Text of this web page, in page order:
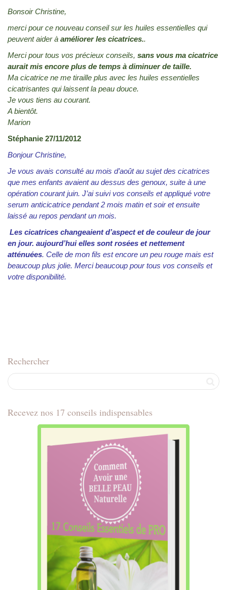
Bonsoir Christine,
merci pour ce nouveau conseil sur les huiles essentielles qui
peuvent aider à améliorer les cicatrices..
Merci pour tous vos précieux conseils, sans vous ma cicatrice
aurait mis encore plus de temps à diminuer de taille.
Ma cicatrice ne me tiraille plus avec les huiles essentielles
cicatrisantes qui laissent la peau douce.
Je vous tiens au courant.
A bientôt.
Marion
Stéphanie 27/11/2012
Bonjour Christine,
Je vous avais consulté au mois d’août au sujet des cicatrices
que mes enfants avaient au dessus des genoux, suite à une
opération courant juin. J’ai suivi vos conseils et appliqué votre
serum anticicatrice pendant 2 mois matin et soir et ensuite
laissé au repos pendant un mois.
Les cicatrices changeaient d’aspect et de couleur de jour
en jour. aujourd’hui elles sont rosées et nettement
atténuées. Celle de mon fils est encore un peu rouge mais est
beaucoup plus jolie. Merci beaucoup pour tous vos conseils et
votre disponibilité.
Rechercher
Recevez nos 17 conseils indispensables